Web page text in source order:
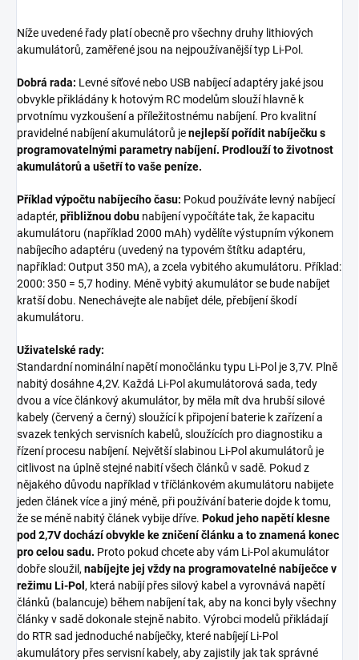
Níže uvedené řady platí obecně pro všechny druhy lithiových
akumulátorů, zaměřené jsou na nejpoužívanější typ Li-Pol.
Dobrá rada: Levné síťové nebo USB nabíjecí adaptéry jaké jsou
obvykle přikládány k hotovým RC modelům slouží hlavně k
prvotnímu vyzkoušení a příležitostnému nabíjení. Pro kvalitní
pravidelné nabíjení akumulátorů jenejlepší pořídit nabíječku s
programovatelnými parametry nabíjení. Prodlouží to životnost
akumulátorů a ušetří to vaše peníze.
Příklad výpočtu nabíjecího času: Pokud používáte levný nabíjecí
adaptér, přibližnou dobu nabíjení vypočítáte tak, že kapacitu
akumulátoru (například 2000 mAh) vydělíte výstupním výkonem
nabíjecího adaptéru (uvedený na typovém štítku adaptéru,
například: Output 350 mA), a zcela vybitého akumulátoru. Příklad:
2000: 350 = 5,7 hodiny. Méně vybitý akumulátor se bude nabíjet
kratší dobu. Nenechávejte ale nabíjet déle, přebíjení škodí
akumulátoru.
Uživatelské rady:
Standardní nominální napětí monočlánku typu Li-Pol je 3,7V. Plně
nabitý dosáhne 4,2V. Každá Li-Pol akumulátorová sada, tedy
dvou a více článkový akumulátor, by měla mít dva hrubší silové
kabely (červený a černý) sloužící k připojení baterie k zařízení a
svazek tenkých servisních kabelů, sloužících pro diagnostiku a
řízení procesu nabíjení. Největší slabinou Li-Pol akumulátorů je
citlivost na úplně stejné nabití všech článků v sadě. Pokud z
nějakého důvodu například v tříčlánkovém akumulátoru nabijete
jeden článek více a jiný méně, při používání baterie dojde k tomu,
že se méně nabitý článek vybije dříve. Pokud jeho napětí klesne
pod 2,7V dochází obvykle ke zničení článku a to znamená konec
pro celou sadu. Proto pokud chcete aby vám Li-Pol akumulátor
dobře sloužil, nabíjejte jej vždy na programovatelné nabíječce v
režimu Li-Pol , která nabíjí přes silový kabel a vyrovnává napětí
článků (balancuje) během nabíjení tak, aby na konci byly všechny
články v sadě dokonale stejně nabito. Výrobci modelů přikládají
do RTR sad jednoduché nabíječky, které nabíjejí Li-Pol
akumulátory přes servisní kabely, aby zajistily jak tak správné